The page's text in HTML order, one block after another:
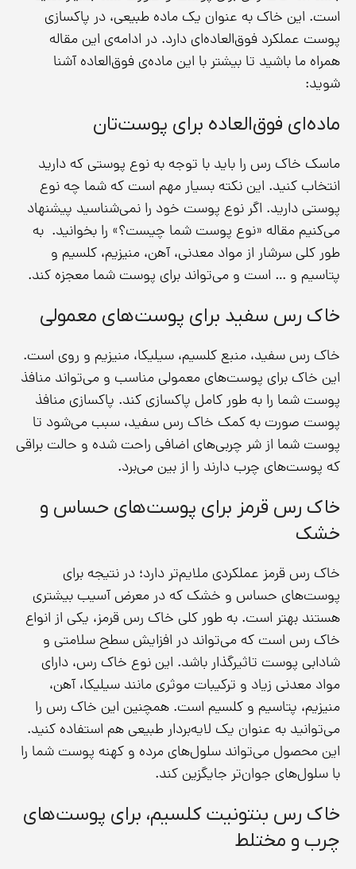
است. این خاک به عنوان یک ماده طبیعی، در پاکسازی
پوست عملکرد فوق‌العاده‌ای دارد. در ادامه‌ی این مقاله
همراه ما باشید تا بیشتر با این ماده‌ی فوق‌العاده آشنا
شوید:
ماده‌ای فوق‌العاده برای پوست‌تان
ماسک خاک رس را باید با توجه به نوع پوستی که دارید
انتخاب کنید. این نکته بسیار مهم است که شما چه نوع
پوستی دارید. اگر نوع پوست خود را نمی‌شناسید پیشنهاد
می‌کنیم مقاله «نوع پوست شما چیست؟» را بخوانید. به
طور کلی سرشار از مواد معدنی، آهن، منیزیم، کلسیم و
پتاسیم و … است و می‌تواند برای پوست شما معجزه کند.
خاک رس سفید برای پوست‌های معمولی
خاک رس سفید، منبع کلسیم، سیلیکا، منیزیم و روی است.
این خاک برای پوست‌های معمولی مناسب و می‌تواند منافذ
پوست شما را به طور کامل پاکسازی کند. پاکسازی منافذ
پوست صورت به کمک خاک رس سفید، سبب می‌شود تا
پوست شما از شر چربی‌های اضافی راحت شده و حالت براقی
که پوست‌های چرب دارند را از بین می‌برد.
خاک رس قرمز برای پوست‌های حساس و
خشک
خاک رس قرمز عملکردی ملایم‌تر دارد؛ در نتیجه برای
پوست‌های حساس و خشک که در معرض آسیب بیشتری
هستند بهتر است. به طور کلی خاک رس قرمز، یکی از انواع
خاک رس است که می‌تواند در افزایش سطح سلامتی و
شادابی پوست تاثیرگذار باشد. این نوع خاک رس، دارای
مواد معدنی زیاد و ترکیبات موثری مانند سیلیکا، آهن،
منیزیم، پتاسیم و کلسیم است. همچنین این خاک رس را
می‌توانید به عنوان یک لایه‌بردار طبیعی هم استفاده کنید.
این محصول می‌تواند سلول‌های مرده و کهنه پوست شما را
با سلول‌های جوان‌تر جایگزین کند.
خاک رس بنتونیت کلسیم، برای پوست‌های
چرب و مختلط